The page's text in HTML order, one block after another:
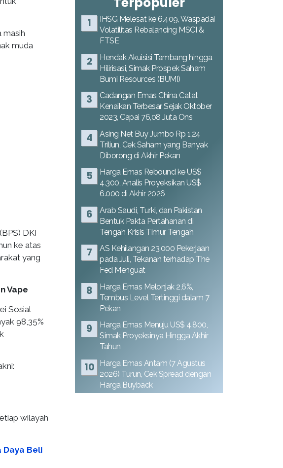
masih
muda
DKI
ke atas
yang
Vape
Sosial
98,35%
wilayah
Daya Beli
IHSG Melesat ke 6.409, Waspadai
Volatilitas Rebalancing MSCI &
FTSE
Hendak Akuisisi Tambang hingga
Hilirisasi, Simak Prospek Saham
Bumi Resources (BUMI)
Cadangan Emas China Catat
Kenaikan Terbesar Sejak Oktober
2023, Capai 76,08 Juta Ons
Asing Net Buy Jumbo Rp 1,24
Triliun, Cek Saham yang Banyak
Diborong di Akhir Pekan
Harga Emas Rebound ke US$
4.300, Analis Proyeksikan US$
6.000 di Akhir 2026
Arab Saudi, Turki, dan Pakistan
Bentuk Pakta Pertahanan di
Tengah Krisis Timur Tengah
AS Kehilangan 23.000 Pekerjaan
pada Juli, Tekanan terhadap The
Fed Menguat
Harga Emas Melonjak 2,6%,
Tembus Level Tertinggi dalam 7
Pekan
Harga Emas Menuju US$ 4.800,
Simak Proyeksinya Hingga Akhir
Tahun
Harga Emas Antam (7 Agustus
2026) Turun, Cek Spread dengan
Harga Buyback